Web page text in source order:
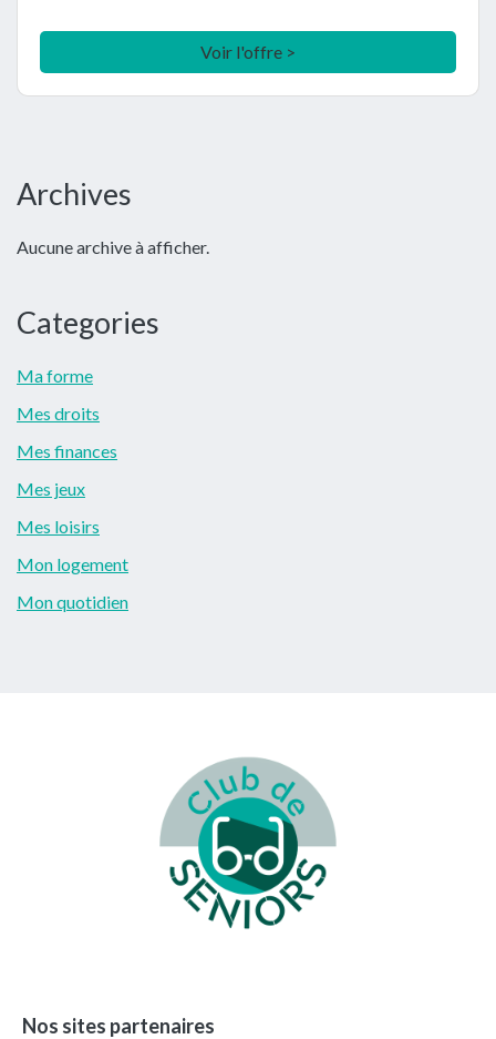
Voir l'offre >
Barre
principale
Archives
Aucune archive à afficher.
Categories
Ma forme
Mes droits
Mes finances
Mes jeux
Mes loisirs
Mon logement
Mon quotidien
Nos sites partenaires